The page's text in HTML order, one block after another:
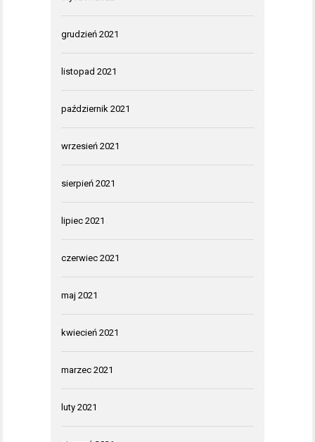
grudzień 2021
listopad 2021
październik 2021
wrzesień 2021
sierpień 2021
lipiec 2021
czerwiec 2021
maj 2021
kwiecień 2021
marzec 2021
luty 2021